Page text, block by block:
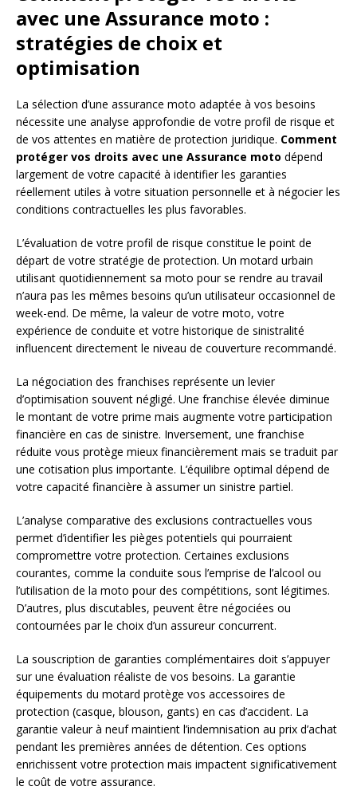
avec une Assurance moto :
stratégies de choix et
optimisation
La sélection d’une assurance moto adaptée à vos besoins
nécessite une analyse approfondie de votre profil de risque et
de vos attentes en matière de protection juridique. Comment
protéger vos droits avec une Assurance moto dépend
largement de votre capacité à identifier les garanties
réellement utiles à votre situation personnelle et à négocier les
conditions contractuelles les plus favorables.
L’évaluation de votre profil de risque constitue le point de
départ de votre stratégie de protection. Un motard urbain
utilisant quotidiennement sa moto pour se rendre au travail
n’aura pas les mêmes besoins qu’un utilisateur occasionnel de
week-end. De même, la valeur de votre moto, votre
expérience de conduite et votre historique de sinistralité
influencent directement le niveau de couverture recommandé.
La négociation des franchises représente un levier
d’optimisation souvent négligé. Une franchise élevée diminue
le montant de votre prime mais augmente votre participation
financière en cas de sinistre. Inversement, une franchise
réduite vous protège mieux financièrement mais se traduit par
une cotisation plus importante. L’équilibre optimal dépend de
votre capacité financière à assumer un sinistre partiel.
L’analyse comparative des exclusions contractuelles vous
permet d’identifier les pièges potentiels qui pourraient
compromettre votre protection. Certaines exclusions
courantes, comme la conduite sous l’emprise de l’alcool ou
l’utilisation de la moto pour des compétitions, sont légitimes.
D’autres, plus discutables, peuvent être négociées ou
contournées par le choix d’un assureur concurrent.
La souscription de garanties complémentaires doit s’appuyer
sur une évaluation réaliste de vos besoins. La garantie
équipements du motard protège vos accessoires de
protection (casque, blouson, gants) en cas d’accident. La
garantie valeur à neuf maintient l’indemnisation au prix d’achat
pendant les premières années de détention. Ces options
enrichissent votre protection mais impactent significativement
le coût de votre assurance.